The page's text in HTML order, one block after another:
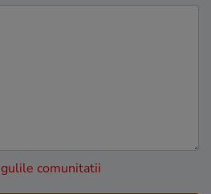
comunitatii